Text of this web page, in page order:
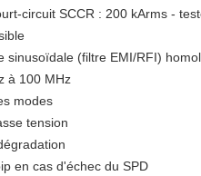
circuit SCCR : 200 kArms -
sinusoïdale (filtre EMI/RFI)
à 100 MHz
modes
tension
en cas d'échec du SPD